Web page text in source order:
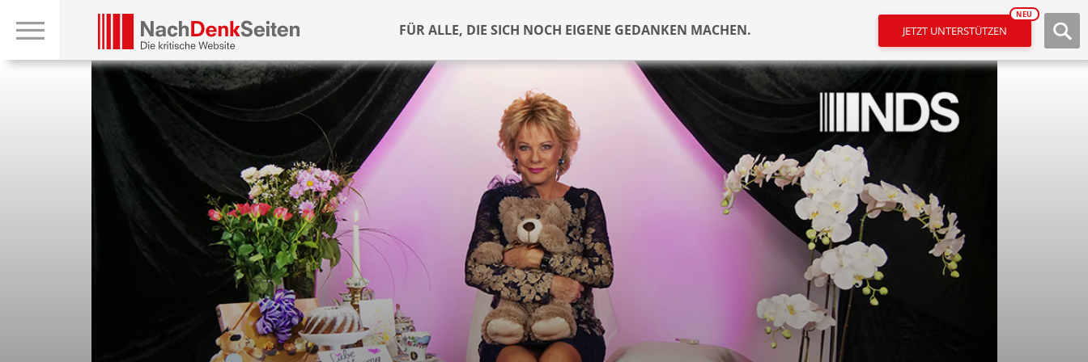
FÜR ALLE, DIE SICH NOCH EIGENE GEDANKEN MACHEN. JETZT UNTERSTÜTZEN
NEU